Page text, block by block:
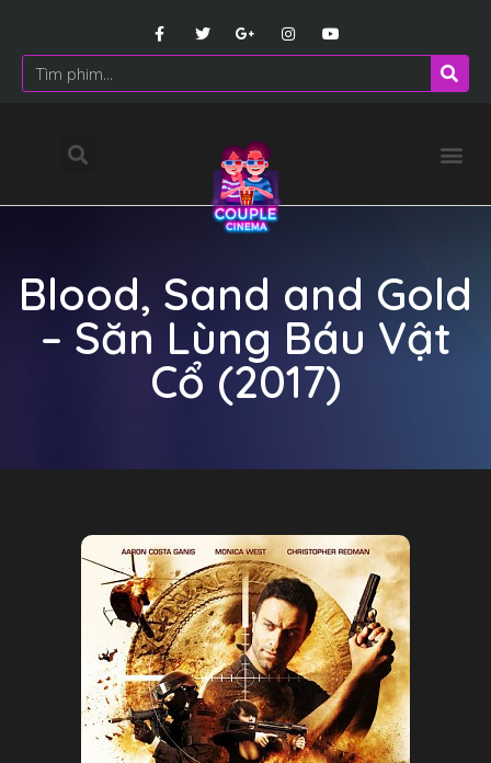
Blood, Sand and Gold
– Săn Lùng Báu Vật
Cổ (2017)